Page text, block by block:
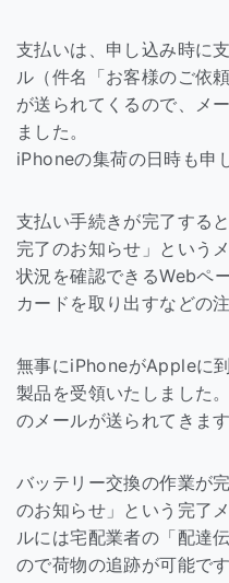
支払いは、申し込み時に
ル（件名「お客様のご依
が送られてくるので、メ
ました。
iPhoneの集荷の日時も申
支払い手続きが完了する
完了のお知らせ」という
状況を確認できるWebペ
カードを取り出すなどの
無事にiPhoneがAppleに
製品を受領いたしました
のメールが送られてきます
バッテリー交換の作業が
のお知らせ」という完了
ルには宅配業者の「配達
ので荷物の追跡が可能です